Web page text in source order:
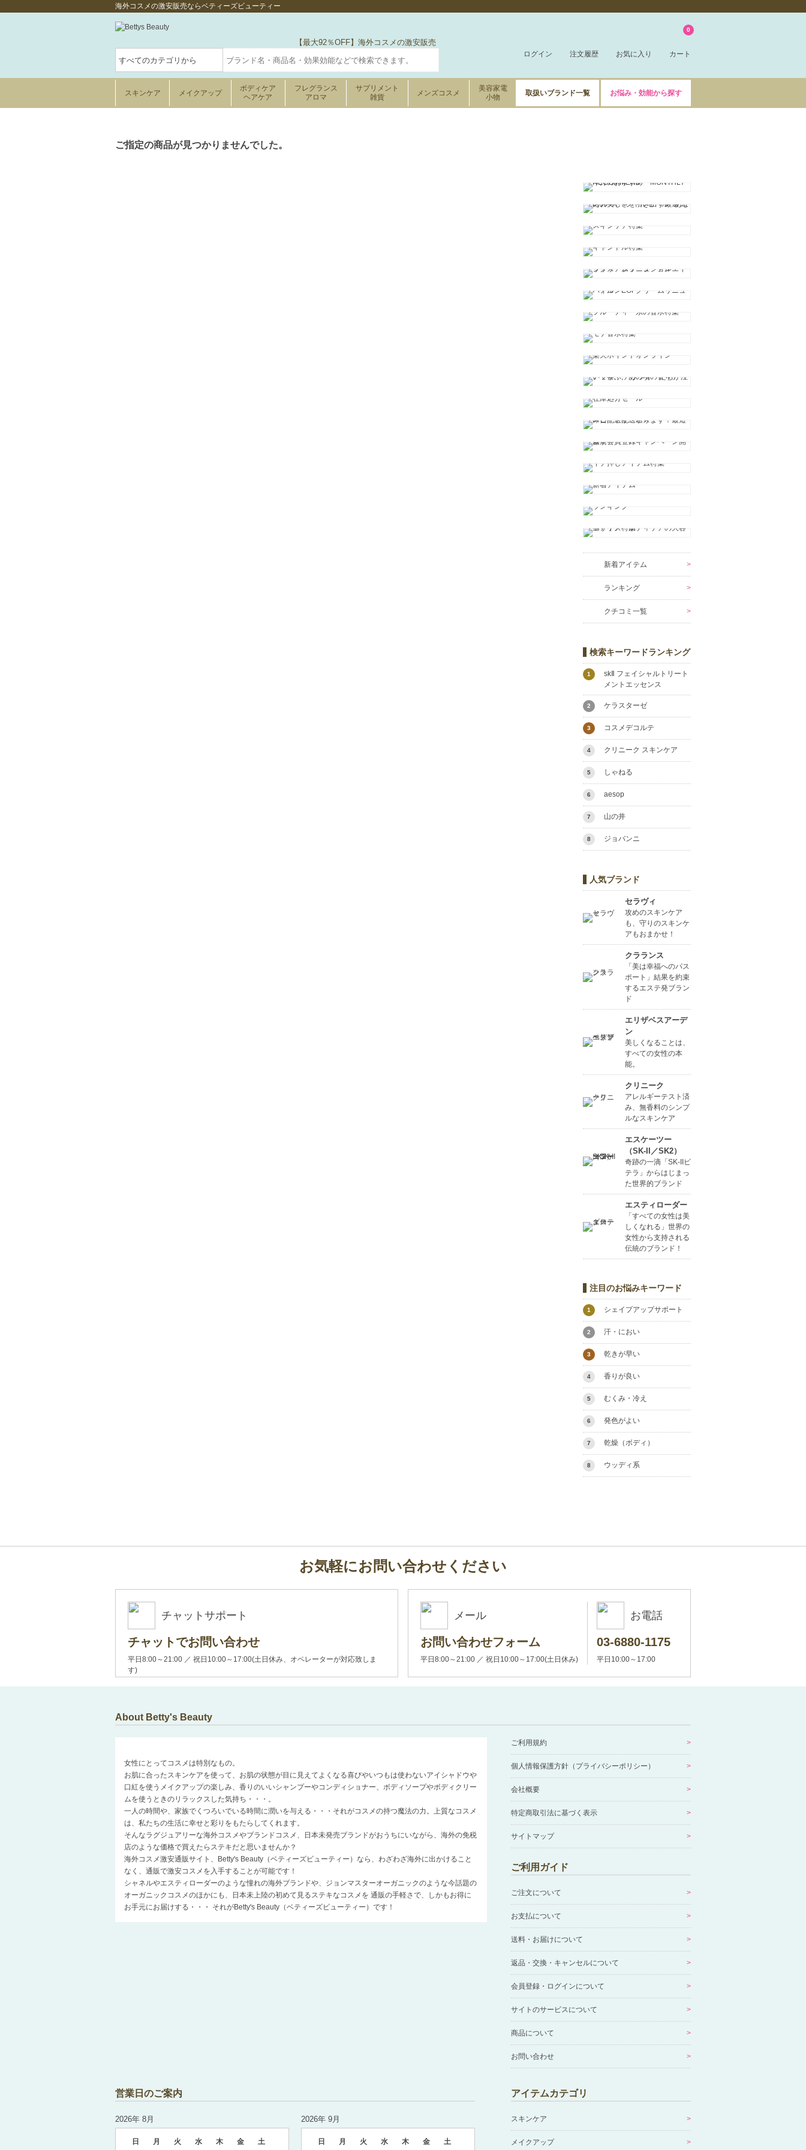
海外コスメの激安販売ならベティーズビューティー
【最大92％OFF】海外コスメの激安販売
ログイン 注文履歴 お気に入り カート
0
スキンケア メイクアップ
ボディケア
ヘアケア
フレグランス
アロマ
サプリメント
雑貨
メンズコスメ
美容家電
小物
取扱いブランド一覧 お悩み・効能から探す
ご指定の商品が見つかりませんでした。
新着アイテム
ランキング
クチコミ一覧
検索キーワードランキング
1
skⅡ フェイシャルトリート
メントエッセンス
2 ケラスターゼ
3 コスメデコルテ
4 クリニーク スキンケア
5 しゃねる
6 aesop
7 山の井
8 ジョバンニ
人気ブランド
セラヴィ
攻めのスキンケア
も、守りのスキンケ
アもおまかせ！
クラランス
「美は幸福へのパス
ポート」結果を約束
するエステ発ブラン
ド
エリザベスアーデ
ン
美しくなることは、
すべての女性の本
能。
クリニーク
アレルギーテスト済
み、無香料のシンプ
ルなスキンケア
エスケーツー
（SK-II／SK2）
奇跡の一滴「SK-IIピ
テラ」からはじまっ
た世界的ブランド
エスティローダー
「すべての女性は美
しくなれる」世界の
女性から支持される
伝統のブランド！
注目のお悩みキーワード
1 シェイプアップサポート
2 汗・におい
3 乾きが早い
4 香りが良い
5 むくみ・冷え
6 発色がよい
7 乾燥（ボディ）
8 ウッディ系
お気軽にお問い合わせください
チャットサポート
チャットでお問い合わせ
平日8:00～21:00 ／ 祝日10:00～17:00(土日休み、オペレーターが対応致しま
す)
メール
お問い合わせフォーム
平日8:00～21:00 ／ 祝日10:00～17:00(土日休み)
お電話
03-6880-1175
平日10:00～17:00
About Betty's Beauty
女性にとってコスメは特別なもの。
お肌に合ったスキンケアを使って、お肌の状態が目に見えてよくなる喜びやいつもは使わないアイシャドウや
口紅を使うメイクアップの楽しみ、香りのいいシャンプーやコンディショナー、ボディソープやボディクリー
ムを使うときのリラックスした気持ち・・・。
一人の時間や、家族でくつろいでいる時間に潤いを与える・・・それがコスメの持つ魔法の力。上質なコスメ
は、私たちの生活に幸せと彩りをもたらしてくれます。
そんなラグジュアリーな海外コスメやブランドコスメ、日本未発売ブランドがおうちにいながら、海外の免税
店のような価格で買えたらステキだと思いませんか？
海外コスメ激安通販サイト、Betty's Beauty（ベティーズビューティー）なら、わざわざ海外に出かけること
なく、通販で激安コスメを入手することが可能です！
シャネルやエスティローダーのような憧れの海外ブランドや、ジョンマスターオーガニックのような今話題の
オーガニックコスメのほかにも、日本未上陸の初めて見るステキなコスメを 通販の手軽さで、しかもお得に
お手元にお届けする・・・ それがBetty's Beauty（ベティーズビューティー）です！
ご利用規約
個人情報保護方針（プライバシーポリシー）
会社概要
特定商取引法に基づく表示
サイトマップ
ご利用ガイド
ご注文について
お支払について
送料・お届けについて
返品・交換・キャンセルについて
会員登録・ログインについて
サイトのサービスについて
商品について
お問い合わせ
営業日のご案内
2026年 8月
日 月 火 水 木 金 土
2026年 9月
日 月 火 水 木 金 土
アイテムカテゴリ
スキンケア
メイクアップ